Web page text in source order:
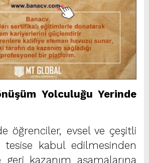
Yolculuğu Yerinde
öğrenciler, evsel ve çeşitli
tesise kabul edilmesinden
geri kazanım aşamalarına